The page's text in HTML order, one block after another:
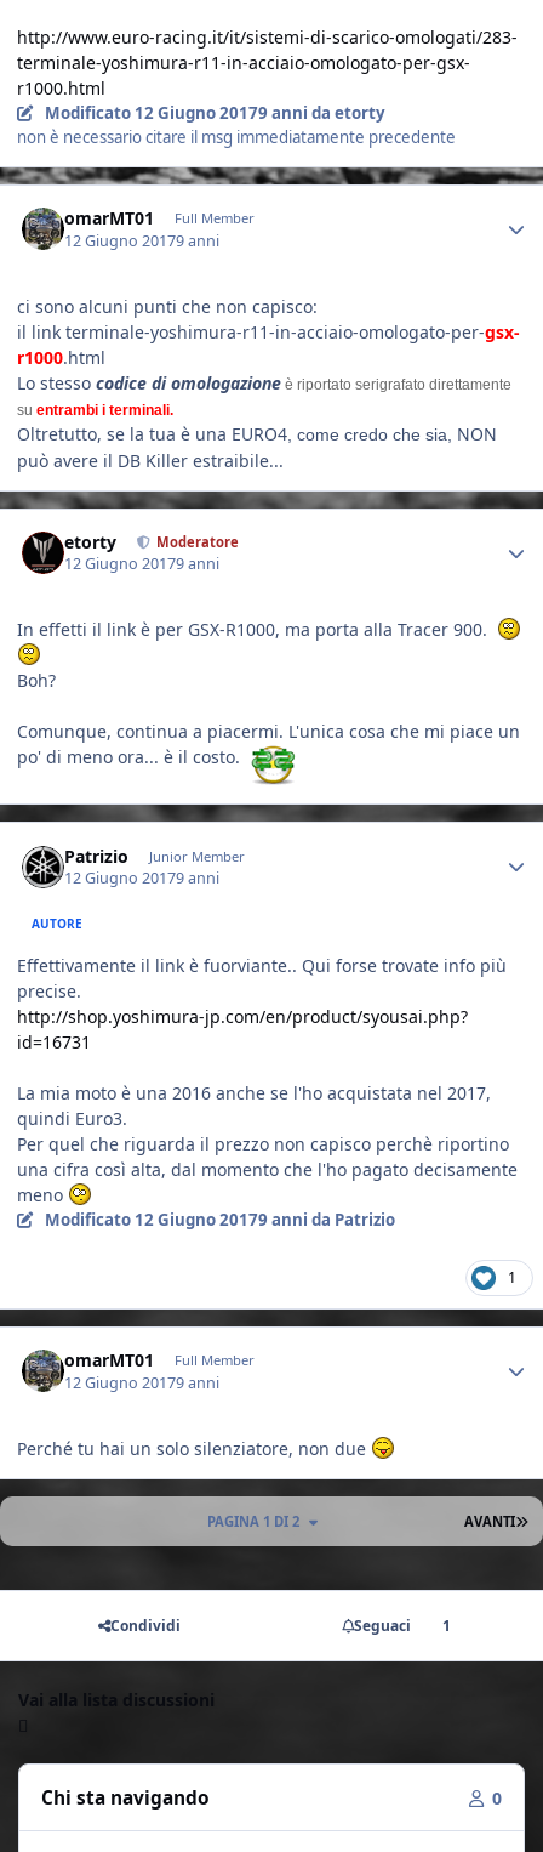
http://www.euro-racing.it/it/sistemi-di-scarico-omologati/283-
terminale-yoshimura-r11-in-acciaio-omologato-per-gsx-
r1000.html
Modificato 12 Giugno 20179 anni da etorty
non è necessario citare il msg immediatamente precedente
omarMT01 Full Member
12 Giugno 20179 anni
ci sono alcuni punti che non capisco:
il link terminale-yoshimura-r11-in-acciaio-omologato-per-gsx-
r1000.html
Lo stesso codice di omologazione è riportato serigrafato direttamente
su entrambi i terminali.
Oltretutto, se la tua è una EURO4 , come credo che sia, NON
può avere il DB Killer estraibile...
etorty Moderatore
12 Giugno 20179 anni
In effetti il link è per GSX-R1000, ma porta alla Tracer 900.
Boh?
Comunque, continua a piacermi. L'unica cosa che mi piace un
po' di meno ora... è il costo.
Patrizio Junior Member
12 Giugno 20179 anni
AUTORE
Effettivamente il link è fuorviante.. Qui forse trovate info più
precise.
http://shop.yoshimura-jp.com/en/product/syousai.php?
id=16731
La mia moto è una 2016 anche se l'ho acquistata nel 2017,
quindi Euro3.
Per quel che riguarda il prezzo non capisco perchè riportino
una cifra così alta, dal momento che l'ho pagato decisamente
meno
Modificato 12 Giugno 20179 anni da Patrizio
1
omarMT01 Full Member
12 Giugno 20179 anni
Perché tu hai un solo silenziatore, non due
AVANTI
PAGINA 1 DI 2
Condividi Seguaci 1
Vai alla lista discussioni
Chi sta navigando 0